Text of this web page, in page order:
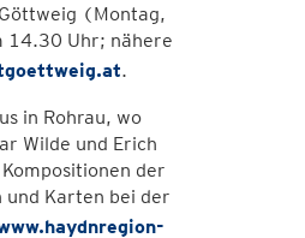
(Montag,
14.30 Uhr; nähere
.
in Rohrau, wo
Wilde und Erich
der
Karten bei der